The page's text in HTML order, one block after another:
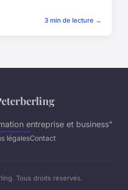
3 min de lecture →
entreprise et business”
légalesContact
Tous droits réservés.